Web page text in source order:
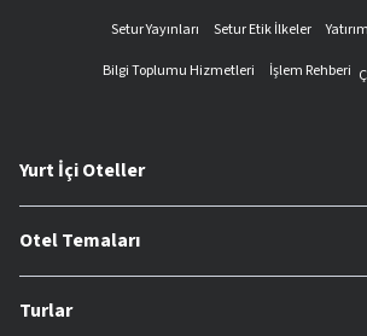
Setur Yayınları
Setur Etik İlkeler
Bilgi Toplumu Hizmetleri
İşlem Rehberi
Yurt İçi Oteller
Otel Temaları
Turlar